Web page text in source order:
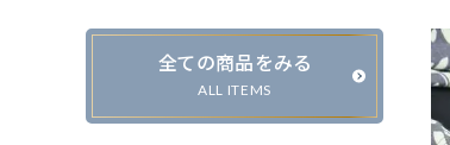
フレンチスリーブ チュニック
キャミソール
2026オータムコレクション先行販売
SPORTIFF茅ヶ崎店 STAFF BLOG
全ての商品をみる
ALL ITEMS